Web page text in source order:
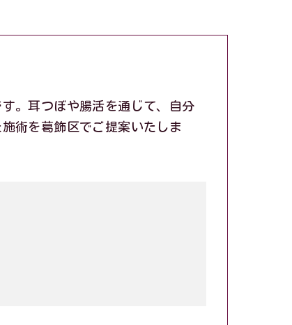
。耳つぼや腸活を通じて、自分
術を葛飾区でご提案いたしま